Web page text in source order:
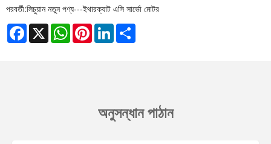
পরবর্তী:লিচুয়ান নতুন পণ্য---ইথারক্যাট এসি সার্ভো মোটর
Facebook
X WhatsAppPinterestLinkedIn
অনুসন্ধান পাঠান